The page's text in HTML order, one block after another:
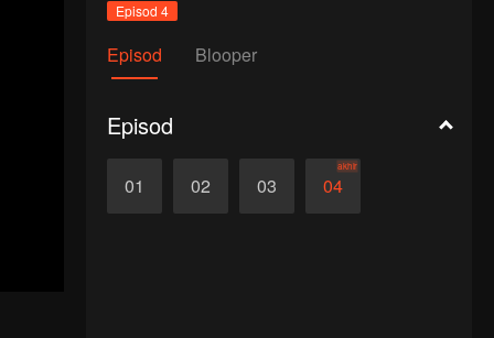
Episod 4
Episod Blooper
Episod
01 02 03 04
akhir